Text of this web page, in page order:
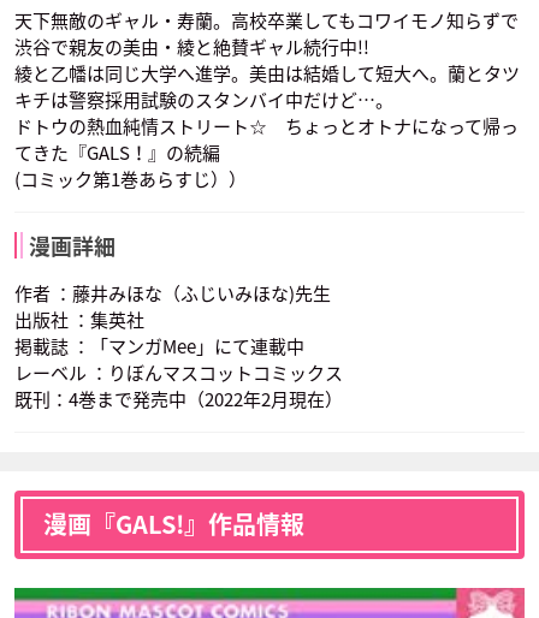
天下無敵のギャル・寿蘭。高校卒業してもコワイモノ知らずで
渋谷で親友の美由・綾と絶賛ギャル続行中!!
綾と乙幡は同じ大学へ進学。美由は結婚して短大へ。蘭とタツ
キチは警察採用試験のスタンバイ中だけど…。
ドトウの熱血純情ストリート☆ ちょっとオトナになって帰っ
てきた『GALS！』の続編
(コミック第1巻あらすじ））
漫画詳細
作者 ：藤井みほな（ふじいみほな)先生
出版社 ：集英社
掲載誌 ：「マンガMee」にて連載中
レーベル ：りぼんマスコットコミックス
既刊：4巻まで発売中（2022年2月現在）
漫画『GALS!』作品情報